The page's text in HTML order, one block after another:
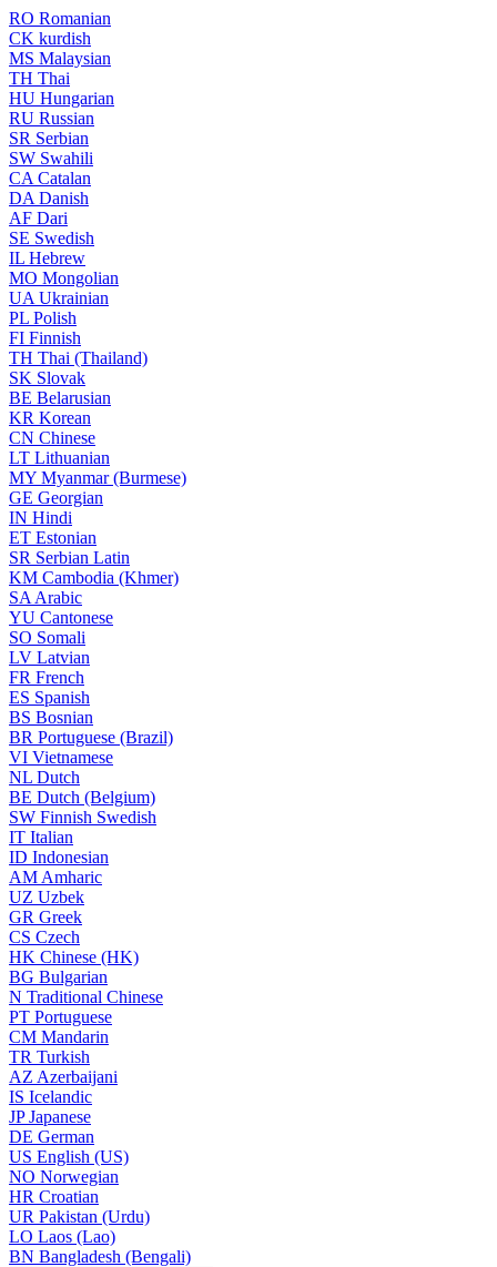
RO Romanian
CK kurdish
MS Malaysian
TH Thai
HU Hungarian
RU Russian
SR Serbian
SW Swahili
CA Catalan
DA Danish
AF Dari
SE Swedish
IL Hebrew
MO Mongolian
UA Ukrainian
PL Polish
FI Finnish
TH Thai (Thailand)
SK Slovak
BE Belarusian
KR Korean
CN Chinese
LT Lithuanian
MY Myanmar (Burmese)
GE Georgian
IN Hindi
ET Estonian
SR Serbian Latin
KM Cambodia (Khmer)
SA Arabic
YU Cantonese
SO Somali
LV Latvian
FR French
ES Spanish
BS Bosnian
BR Portuguese (Brazil)
VI Vietnamese
NL Dutch
BE Dutch (Belgium)
SW Finnish Swedish
IT Italian
ID Indonesian
AM Amharic
UZ Uzbek
GR Greek
CS Czech
HK Chinese (HK)
BG Bulgarian
N Traditional Chinese
PT Portuguese
CM Mandarin
TR Turkish
AZ Azerbaijani
IS Icelandic
JPJapanese
DE German
US English (US)
NO Norwegian
HR Croatian
UR Pakistan (Urdu)
LO Laos (Lao)
BN Bangladesh (Bengali)